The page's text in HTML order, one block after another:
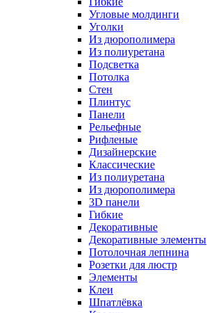
Угловые молдинги
Уголки
Из дюрополимера
Из полиуретана
Подсветка
Потолка
Стен
Плинтус
Панели
Рельефные
Рифленые
Дизайнерские
Классические
Из полиуретана
Из дюрополимера
3D панели
Гибкие
Декоративные
Декоративные элементы
Потолочная лепнина
Розетки для люстр
Элементы
Клеи
Шпатлёвка